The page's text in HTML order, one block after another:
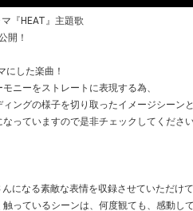
『HEAT』主題歌
開！
にした楽曲！
ニーをストレートに表現する為、
ングの様子を切り取ったイメージシーンと
っていますので是非チェックしてください
になる素敵な表情を収録させていただけて
っているシーンは、何度観ても、感動して